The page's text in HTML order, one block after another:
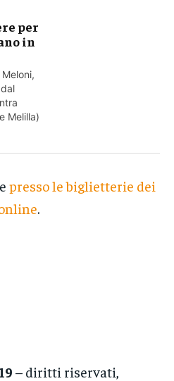
per
in
Melilla)
presso le biglietterie dei
.
– diritti riservati,